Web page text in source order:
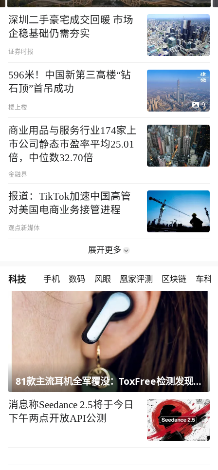
深圳二手豪宅成交回暖 市场
企稳基础仍需夯实
证券时报
596米！中国新第三高楼“钻
石顶”首吊成功
楼上楼 9
商业用品与服务行业174家上
市公司静态市盈率平均25.01
倍，中位数32.70倍
金融界
报道：TikTok加速中国高管
对美国电商业务接管进程
观点新媒体
展开更多
科技 手机 数码 风眼 凰家评测 区块链 车科
81款主流耳机全军覆没：ToxFree检测发现均含对人体有害化学物质
消息称Seedance 2.5将于今日
下午两点开放API公测